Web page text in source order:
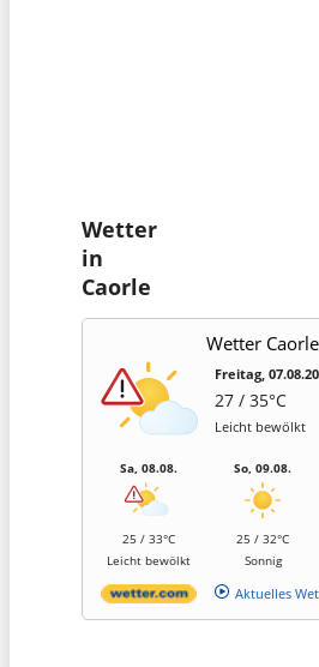
Wetter
in
Caorle
Wetter Caorle
Freitag,
27 / 35°C
Leicht bewölkt
Sa, 08.08.
25 / 33°C
Leicht bewölkt
So, 09.08.
25 / 32°C
Sonnig
Aktuelles